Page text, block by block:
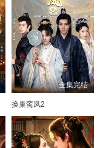
全集完结
换巢鸾凤2